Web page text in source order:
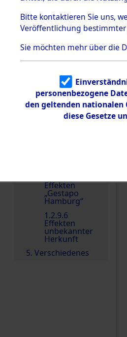
Effekten aus
dem KZ
Dachau,
Landesentsch
ädigungsamt
Effekten aus
dem KZ
Neuengamm
e
Dokument
Effekten
„Gestapo
Hamburg“
1.2.9.6
Effekten
unbekannter
Herkunft
5. Verschiedenes
Bitte kontaktieren Sie uns,
Veröffentlichung
Sie möchten mehr über die
personenbezogene
den geltenden nationalen
diese Gesetze